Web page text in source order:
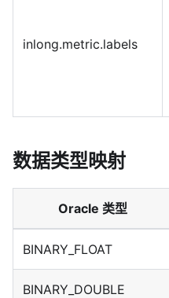
inlong.metric.labels
数据类型映射
Oracle 类型
BINARY_FLOAT
BINARY_DOUBLE